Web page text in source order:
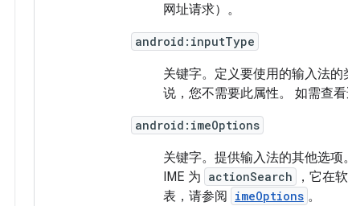
网址请求）。
android:inputType
关键字。 定义要使用的输入法
说，您不需要此属性。 如需查
android:imeOptions
关键字。 提供输入法的其他选
IME 为 actionSearch
，它在
表，请参阅
imeOptions 。